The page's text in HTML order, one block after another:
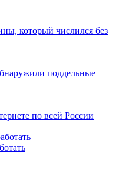
который числился без
поддельные
по всей России